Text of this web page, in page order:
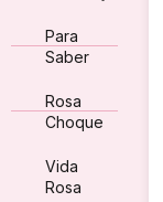
Para
Saber
Rosa
Choque
Vida
Rosa